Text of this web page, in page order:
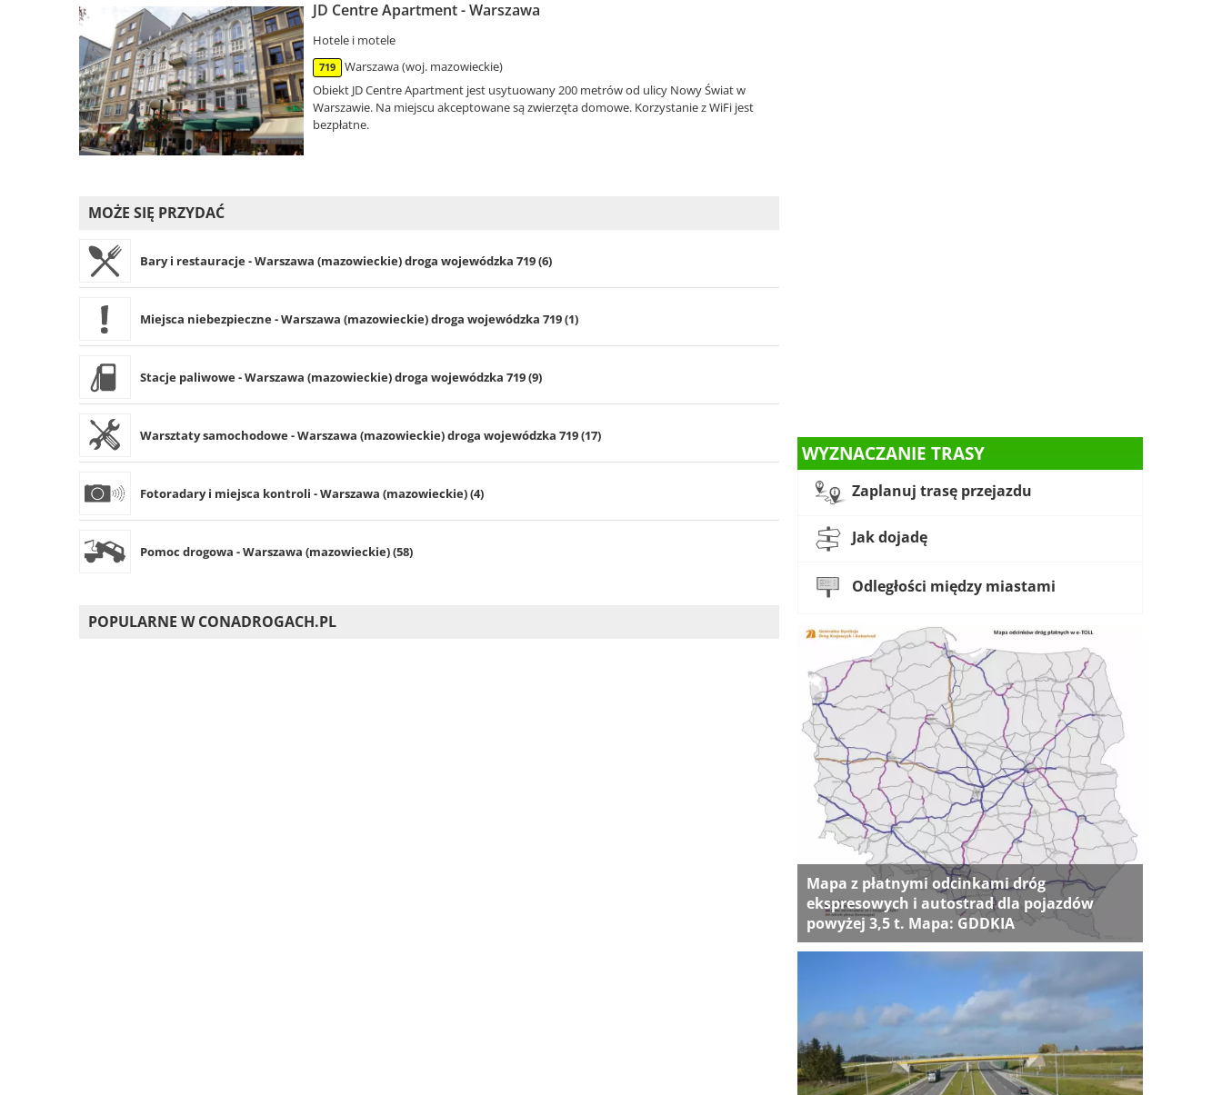
JD Centre Apartment - Warszawa
Hotele i motele
719
Warszawa (woj. mazowieckie)
Obiekt JD Centre Apartment jest usytuowany 200 metrów od ulicy Nowy Świat w
Warszawie. Na miejscu akceptowane są zwierzęta domowe. Korzystanie z WiFi jest
bezpłatne.
MOŻE SIĘ PRZYDAĆ
Bary i restauracje - Warszawa (mazowieckie) droga wojewódzka 719 (6)
Miejsca niebezpieczne - Warszawa (mazowieckie) droga wojewódzka 719 (1)
Stacje paliwowe - Warszawa (mazowieckie) droga wojewódzka 719 (9)
Warsztaty samochodowe - Warszawa (mazowieckie) droga wojewódzka 719 (17)
Fotoradary i miejsca kontroli - Warszawa (mazowieckie) (4)
Pomoc drogowa - Warszawa (mazowieckie) (58)
POPULARNE W CONADROGACH.PL
WYZNACZANIE TRASY
Zaplanuj trasę przejazdu
Jak dojadę
Odległości między miastami
Mapa z płatnymi odcinkami dróg
ekspresowych i autostrad dla pojazdów
powyżej 3,5 t. Mapa: GDDKIA